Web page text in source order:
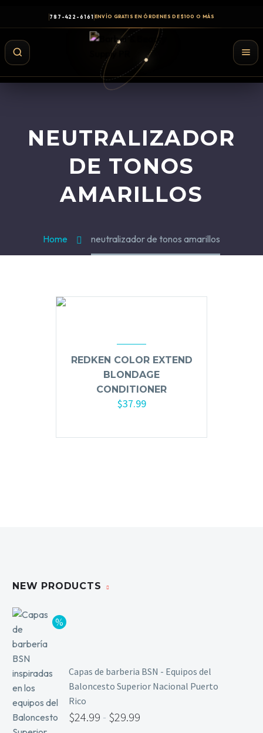
787-422-6161 ENVÍO GRATIS EN ÓRDENES DE $100 O MÁS
Productos de Styling
Hair Spray
Fortalecimiento
Blowers, Planchas y Tenazas
Otros
Nail Drills
Monómeros
Acrílicos y Colecciones
Esmaltes y Gel Remover
Top, Base, Builder y Polygel
Pinceles
NEUTRALIZADOR
DE TONOS
AMARILLOS
Home neutralizador de tonos amarillos
REDKEN COLOR EXTEND
BLONDAGE
CONDITIONER
$37.99
NEW PRODUCTS
Capas de barberia BSN - Equipos del
Baloncesto Superior Nacional Puerto
Rico
$24.99 - $29.99